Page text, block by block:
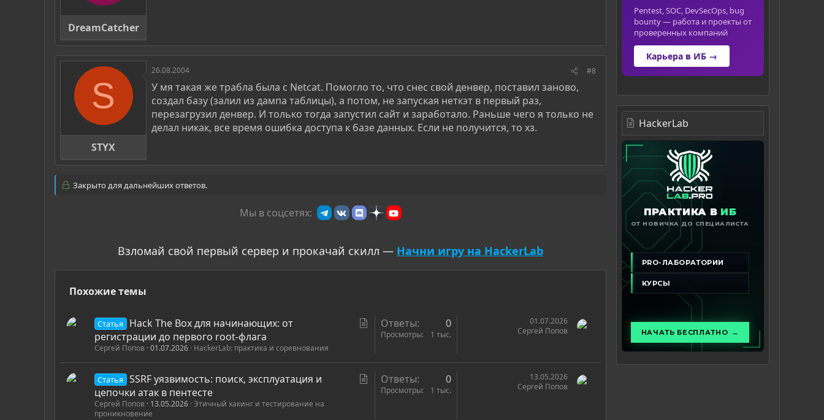
DreamCatcher
S
STYX
26.08.2004 #8
У мя такая же трабла была с Netcat. Помогло то, что снес свой денвер, поставил заново,
создал базу (залил из дампа таблицы), а потом, не запуская неткэт в первый раз,
перезагрузил денвер. И только тогда запустил сайт и заработало. Раньше чего я только не
делал никак, все время ошибка доступа к базе данных. Если не получится, то хз.
Закрыто для дальнейших ответов.
Мы в соцсетях:
Взломай свой первый сервер и прокачай скилл — Начни игру на HackerLab
Похожие темы
т
Статья
Hack The Box для начинающих: от
регистрации до первого root-флага
Сергей Попов 01.07.2026 HackerLab: практика и соревнования
Ответы 0
Просмотры 1 тыс.
01.07.2026
Сергей Попов
Статья
SSRF уязвимость: поиск, эксплуатация и
цепочки атак в пентесте
Сергей Попов 13.05.2026 Этичный хакинг и тестирование на
проникновение
Ответы 0
Просмотры 1 тыс.
13.05.2026
Сергей Попов
Pentest, SOC, DevSecOps, bug
bounty — работа и проекты от
проверенных компаний
Карьера в ИБ →
HackerLab